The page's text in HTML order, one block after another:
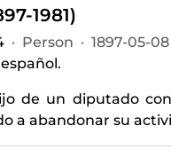
1981)
· Person · 1897-05-08
de un diputado
a abandonar su